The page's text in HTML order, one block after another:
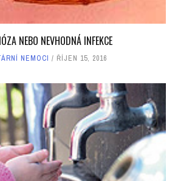
NEBO NEVHODNÁ INFEKCE
NEMOCI ŘÍJEN 15, 2016